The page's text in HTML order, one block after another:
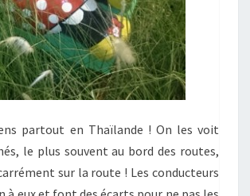
partout en Thaïlande ! On les voit
le plus souvent au bord des routes,
sur la route ! Les conducteurs